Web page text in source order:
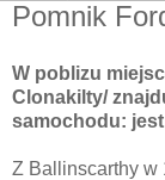
Pomnik
W poblizu
Clonakilty/
samochodu:
Z Ballinscarthy w